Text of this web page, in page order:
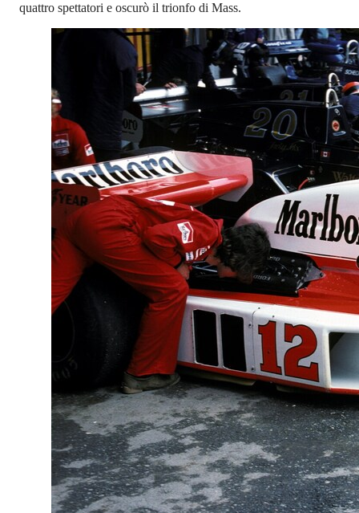
quattro spettatori e oscurò il trionfo di Mass.